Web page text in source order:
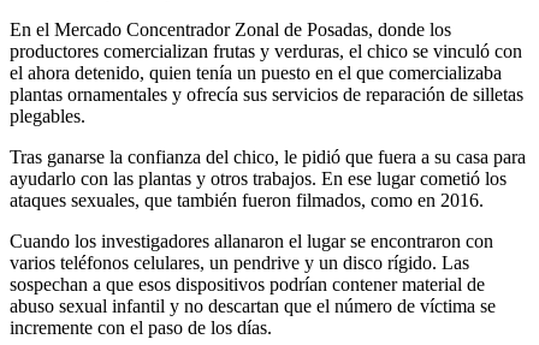
En el Mercado Concentrador Zonal de Posadas, donde los
productores comercializan frutas y verduras, el chico se vinculó con
el ahora detenido, quien tenía un puesto en el que comercializaba
plantas ornamentales y ofrecía sus servicios de reparación de silletas
plegables.
Tras ganarse la confianza del chico, le pidió que fuera a su casa para
ayudarlo con las plantas y otros trabajos. En ese lugar cometió los
ataques sexuales, que también fueron filmados, como en 2016.
Cuando los investigadores allanaron el lugar se encontraron con
varios teléfonos celulares, un pendrive y un disco rígido. Las
sospechan a que esos dispositivos podrían contener material de
abuso sexual infantil y no descartan que el número de víctima se
incremente con el paso de los días.